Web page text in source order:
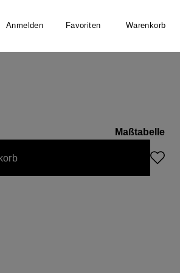
Anmelden Favoriten Warenkorb
Maßtabelle